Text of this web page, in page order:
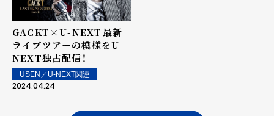
GACKT×U-NEXT――最新
ライブツアーの模様をU-
NEXT独占配信！
USEN／U-NEXT関連
2024.04.24